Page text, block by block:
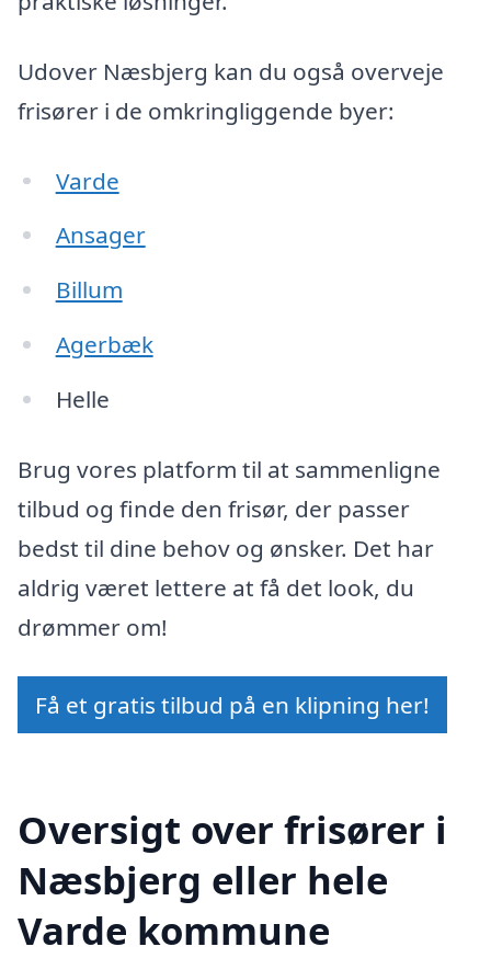
Udover Næsbjerg kan du også overveje
frisører i de omkringliggende byer:
Varde
Ansager
Billum
Agerbæk
Helle
Brug vores platform til at sammenligne
tilbud og finde den frisør, der passer
bedst til dine behov og ønsker. Det har
aldrig været lettere at få det look, du
drømmer om!
Få et gratis tilbud på en klipning her!
Oversigt over frisører i
Næsbjerg eller hele
Varde kommune